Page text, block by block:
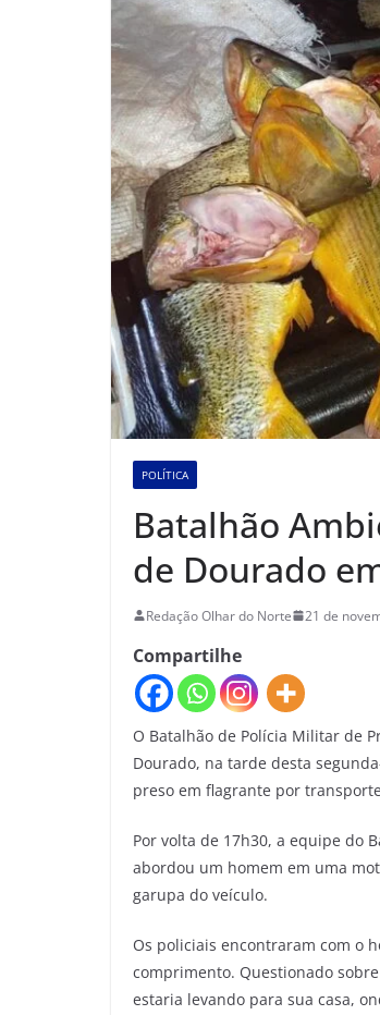
POLÍTICA
Batalhão
de Dourado
Redação Olhar do Norte 21 de
Compartilhe
O Batalhão de Polícia Militar de
Dourado, na tarde desta
preso em flagrante por
Por volta de 17h30, a equipe do
abordou um homem em uma
garupa do veículo.
Os policiais encontraram com o
comprimento. Questionado
estaria levando para sua casa,